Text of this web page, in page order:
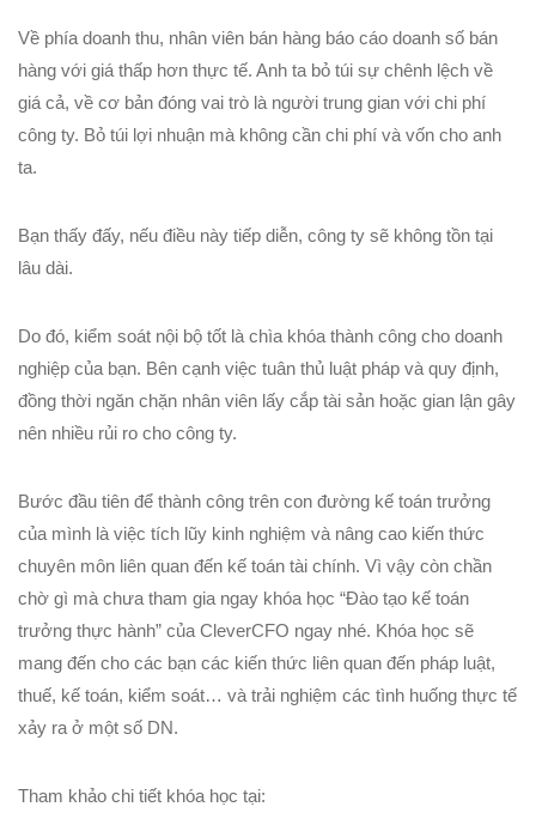
Về phía doanh thu, nhân viên bán hàng báo cáo doanh số bán
hàng với giá thấp hơn thực tế. Anh ta bỏ túi sự chênh lệch về
giá cả, về cơ bản đóng vai trò là người trung gian với chi phí
công ty. Bỏ túi lợi nhuận mà không cần chi phí và vốn cho anh
ta.
Bạn thấy đấy, nếu điều này tiếp diễn, công ty sẽ không tồn tại
lâu dài.
Do đó, kiểm soát nội bộ tốt là chìa khóa thành công cho doanh
nghiệp của bạn. Bên cạnh việc tuân thủ luật pháp và quy định,
đồng thời ngăn chặn nhân viên lấy cắp tài sản hoặc gian lận gây
nên nhiều rủi ro cho công ty.
Bước đầu tiên để thành công trên con đường kế toán trưởng
của mình là việc tích lũy kinh nghiệm và nâng cao kiến thức
chuyên môn liên quan đến kế toán tài chính. Vì vậy còn chần
chờ gì mà chưa tham gia ngay khóa học “Đào tạo kế toán
trưởng thực hành” của CleverCFO ngay nhé. Khóa học sẽ
mang đến cho các bạn các kiến thức liên quan đến pháp luật,
thuế, kế toán, kiểm soát… và trải nghiệm các tình huống thực tế
xảy ra ở một số DN.
Tham khảo chi tiết khóa học tại: